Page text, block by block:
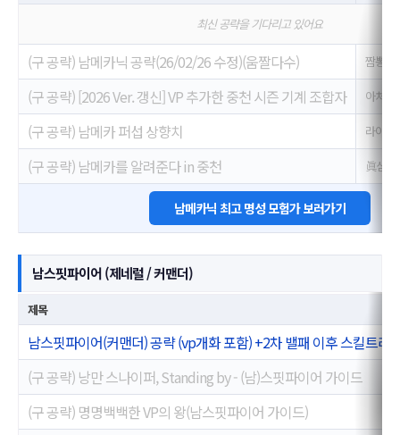
최신 공략을 기다리고 있어요
(구 공략) 남메카닉 공략(26/02/26 수정)(움짤다수) 짬뽕배
(구 공략) [2026 Ver. 갱신] VP 추가한 중천 시즌 기계 조합자 아처♬
(구 공략) 남메카 퍼섭 상향치 라이트
(구 공략) 남메카를 알려준다 in 중천 眞심영
남메카닉 최고 명성 모험가 보러가기
남스핏파이어 (제네럴 / 커맨더)
제목
남스핏파이어(커맨더) 공략 (vp개화 포함) +2차 밸패 이후 스킬트리
(구 공략) 낭만 스나이퍼, Standing by - (남)스핏파이어 가이드
(구 공략) 명명백백한 VP의 왕(남스핏파이어 가이드)